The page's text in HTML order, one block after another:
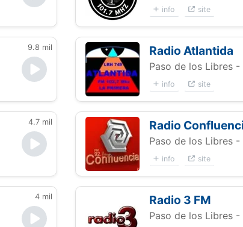
info site
9.8 mil Radio Atlantida
Paso de los Libres -
info site
4.7 mil Radio
Paso de los Libres -
info site
4 mil Radio 3 FM
Paso de los Libres -